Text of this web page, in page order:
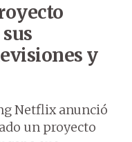
y
Netflix anunció
un proyecto